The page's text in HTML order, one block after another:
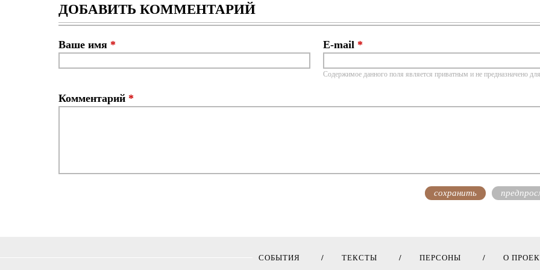
ДОБАВИТЬ КОММЕНТАРИЙ
Ваше имя * E-mail *
Содержимое данного поля является приватным и не предназначено
Комментарий *
СОБЫТИЯ ТЕКСТЫ ПЕРСОНЫ О